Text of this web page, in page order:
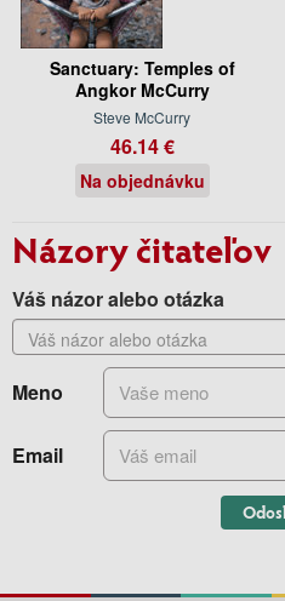
Sanctuary: Temples of
Angkor McCurry
Steve McCurry
46.14 €
Na objednávku
Názory čitateľov
Váš názor alebo otázka
Meno
Email